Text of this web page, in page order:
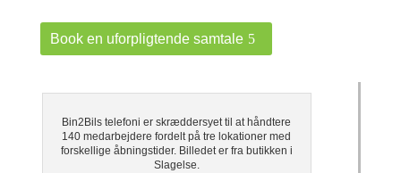
Book en uforpligtende samtale
Bin2Bils telefoni er skræddersyet til at håndtere
140 medarbejdere fordelt på tre lokationer med
forskellige åbningstider. Billedet er fra butikken i
Slagelse.